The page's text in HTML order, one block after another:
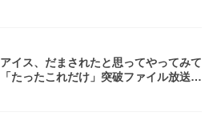
アイス、だまされたと思ってやってみて
「たったこれだけ」突破ファイル放送で